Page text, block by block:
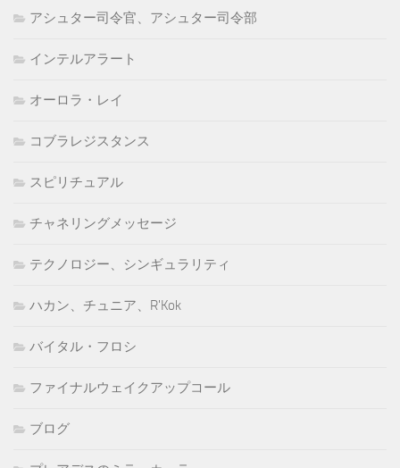
アシュター司令官、アシュター司令部
インテルアラート
オーロラ・レイ
コブラレジスタンス
スピリチュアル
チャネリングメッセージ
テクノロジー、シンギュラリティ
ハカン、チュニア、R'Kok
バイタル・フロシ
ファイナルウェイクアップコール
ブログ